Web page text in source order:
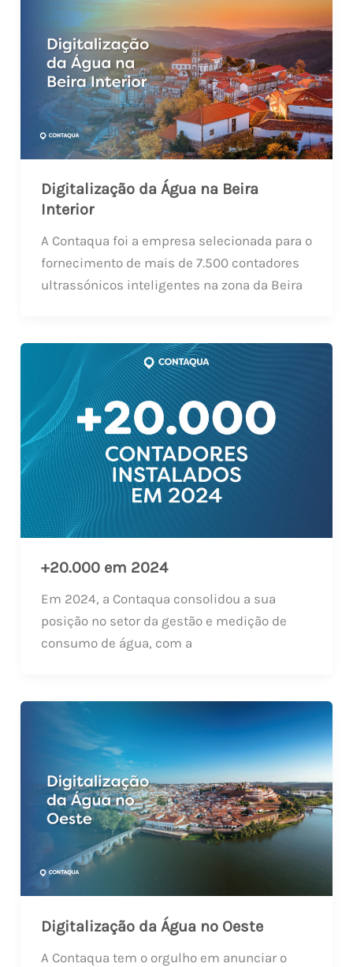
Digitalização da Água na Beira
Interior
A Contaqua foi a empresa selecionada para o
fornecimento de mais de 7.500 contadores
ultrassónicos inteligentes na zona da Beira
+20.000 em 2024
Em 2024, a Contaqua consolidou a sua
posição no setor da gestão e medição de
consumo de água, com a
Digitalização da Água no Oeste
A Contaqua tem o orgulho em anunciar o